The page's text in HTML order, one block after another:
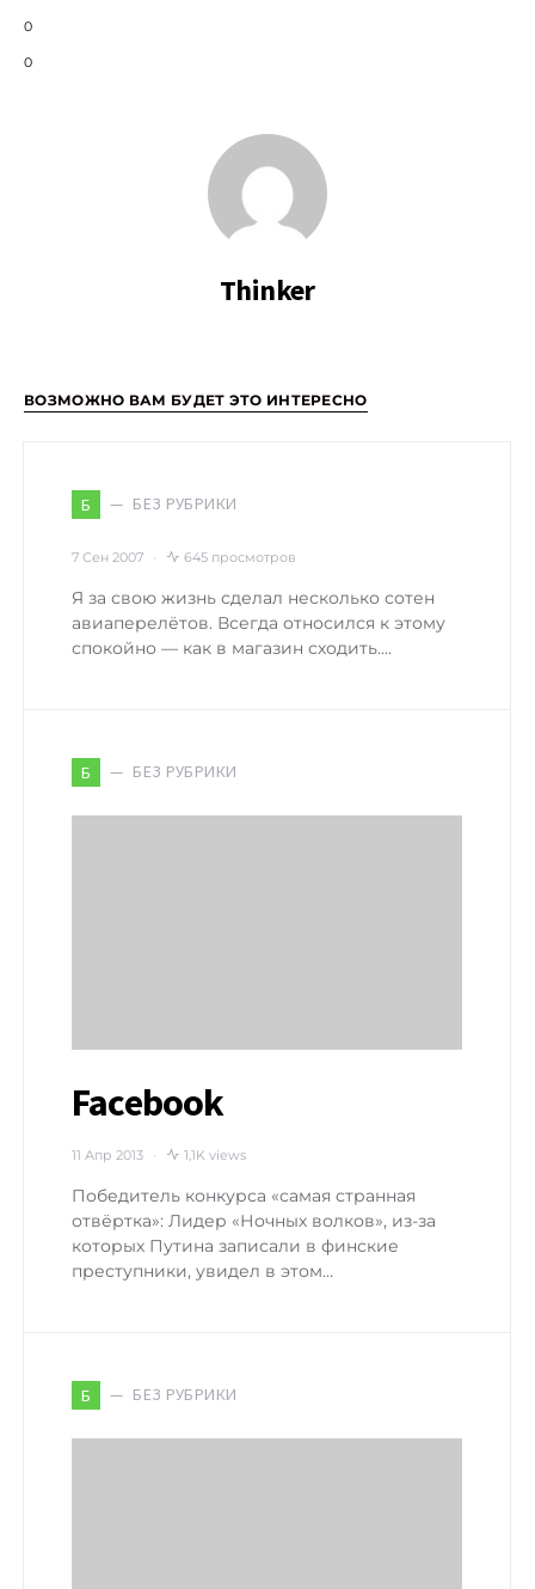
0
0
Thinker
ВОЗМОЖНО ВАМ БУДЕТ ЭТО ИНТЕРЕСНО
Б БЕЗ РУБРИКИ
7 Сен 2007 645 просмотров
Я за свою жизнь сделал несколько сотен
авиаперелётов. Всегда относился к этому
спокойно — как в магазин сходить.…
Б БЕЗ РУБРИКИ
Facebook
11 Апр 2013 1,1K views
Победитель конкурса «самая странная
отвёртка»: Лидер «Ночных волков», из-за
которых Путина записали в финские
преступники, увидел в этом…
Б БЕЗ РУБРИКИ